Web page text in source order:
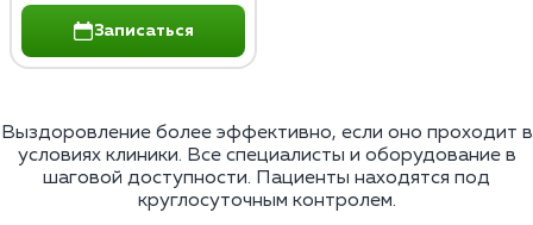
Записаться
Выздоровление более эффективно, если оно проходит в
условиях клиники. Все специалисты и оборудование в
шаговой доступности. Пациенты находятся под
круглосуточным контролем.